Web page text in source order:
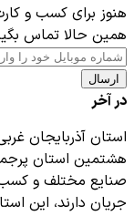
هنوز برای کسب و
همین حالا تماس
ارسال
در آخر
استان آذربایجان
هشتمين استان
صنایع مختلف و کسب
جریان دارند، این